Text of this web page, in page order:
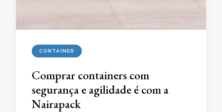
CONTAINER
Comprar containers com
segurança e agilidade é com a
Nairapack